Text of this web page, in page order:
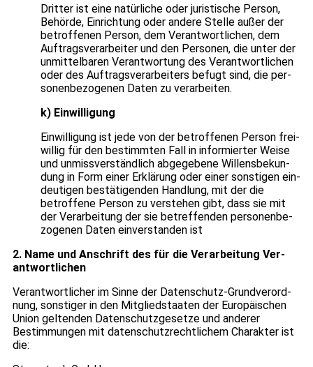
Drit­ter ist eine natür­li­che oder juris­ti­sche Per­son,
Behörde, Ein­rich­tung oder andere Stelle außer der
betrof­fe­nen Per­son, dem Ver­ant­wort­li­chen, dem
Auf­trags­ver­ar­bei­ter und den Per­so­nen, die unter der
unmit­tel­ba­ren Ver­ant­wor­tung des Ver­ant­wort­li­chen
oder des Auf­trags­ver­ar­bei­ters befugt sind, die per­
so­nen­be­zo­ge­nen Daten zu ver­ar­bei­ten.
k) Ein­wil­li­gung
Ein­wil­li­gung ist jede von der betrof­fe­nen Per­son frei­
wil­lig für den bestimm­ten Fall in infor­mier­ter Weise
und unmiss­ver­ständ­lich abge­ge­bene Wil­lens­be­kun­
dung in Form einer Erklä­rung oder einer sons­ti­gen ein­
deu­ti­gen bestä­ti­gen­den Hand­lung, mit der die
betrof­fene Per­son zu ver­ste­hen gibt, dass sie mit
der Ver­ar­bei­tung der sie betref­fen­den per­so­nen­be­
zo­ge­nen Daten ein­ver­stan­den ist
2. Name und Anschrift des für die Ver­ar­bei­tung Ver­
ant­wort­li­chen
Ver­ant­wort­li­cher im Sinne der Daten­schutz-Grund­ver­ord­
nung, sons­ti­ger in den Mit­glied­staa­ten der Euro­päi­schen
Union gel­ten­den Daten­schutz­ge­setze und ande­rer
Bestim­mun­gen mit daten­schutz­recht­li­chem Cha­rak­ter ist
die: